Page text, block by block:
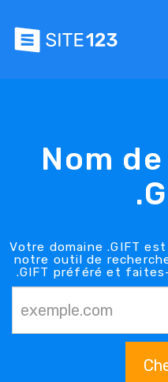
Nom
Votre domaine .GIFT
notre outil de
.GIFT préféré et